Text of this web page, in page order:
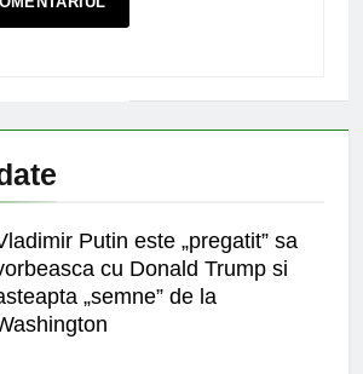
Putin este „pregatit” sa
cu Donald Trump si
„semne” de la